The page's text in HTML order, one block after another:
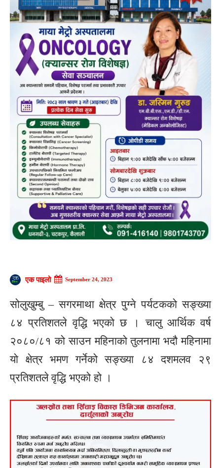
एक पाइलो September 24, 2023
सोलुखुम्बु – सगरमाथा क्षेत्र पुग्ने पर्यटकको सङ्ख्या
८४ प्रतिशतले वृद्धि भएको छ । चालु आर्थिक वर्ष
२०८०/८१ को साउन महिनाको तुलनामा भदौ महिनामा
याे क्षेत्र भमण गर्नेको सङ्ख्या ८४ दशमलव २९
प्रतिशतले वृद्धि भएको हो ।